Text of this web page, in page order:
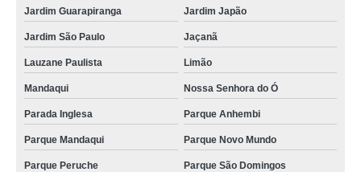
Jardim Guarapiranga Jardim Japão
Jardim São Paulo Jaçanã
Lauzane Paulista Limão
Mandaqui Nossa Senhora do Ó
Parada Inglesa Parque Anhembi
Parque Mandaqui Parque Novo Mundo
Parque Peruche Parque São Domingos